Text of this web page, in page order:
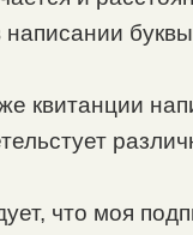
написании
квитанции
что моя